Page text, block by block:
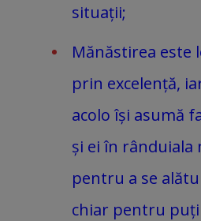
situații;
Mănăstirea este
prin excelență,
acolo își asumă
și ei în rânduiala
pentru a se
chiar pentru